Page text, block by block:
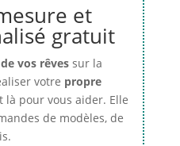
et
gratuit
vos rêvessur la
votre propre
là pour vous aider. Elle
de modèles, de